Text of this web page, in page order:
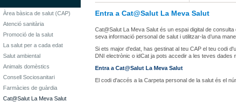
Àrea bàsica de salut (CAP)
Atenció sanitària
Promoció de la salut
La salut per a cada edat
Salut ambiental
Animals domèstics
Consell Sociosanitari
Farmàcies de guàrdia
Cat@Salut La Meva Salut
Entra a Cat@Salut La Meva Salut
Cat@Salut La Meva Salut és un espai digital de
seva informació personal de salut i utilitzar-la d’una
Si ets major d'edat, has gestinat al teu CAP el teu codi
DNI electrònic o idCat ja pots accedir a les teves dades
Entra a Cat@Salut La Meva Salut
El codi d'accés a la Carpeta personal de la salut és el